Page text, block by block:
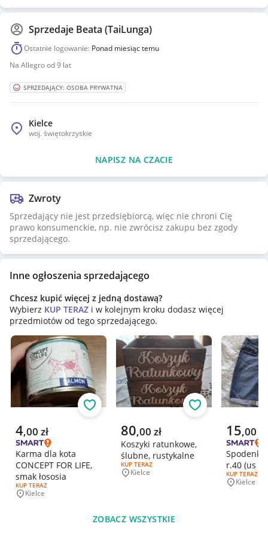
Sprzedaje Beata (TaiLunga)
Ostatnie logowanie: Ponad miesiąc temu
Na Allegro od 9 lat
SPRZEDAJĄCY: OSOBA PRYWATNA
Kielce
woj. świętokrzyskie
NAPISZ NA CZACIE
Zwroty
Sprzedający nie jest przedsiębiorcą, więc nie chroni Cię
prawo konsumenckie, np. nie zwrócisz zakupu bez zgody
sprzedającego.
Inne ogłoszenia sprzedającego
Chcesz kupić więcej z jedną dostawą?
Wybierz KUP TERAZ i w kolejnym kroku dodasz więcej
przedmiotów od tego sprzedającego.
Aktualna cena
4,00 zł
Karma dla kota
CONCEPT FOR LIFE,
smak łososia
RODZAJ OFERTY:
KUP TERAZ
Miejscowość
Kielce
Obserwuj
Aktualna cena
80,00 zł
Koszyki ratunkowe,
ślubne, rustykalne
RODZAJ OFERTY:
KUP TERAZ
Miejscowość
Kielce
Obserwuj
Aktualna
15,00
Spodenki
r.40 (us 8)
RODZAJ
KUP TERAZ
Kielce
ZOBACZ WSZYSTKIE